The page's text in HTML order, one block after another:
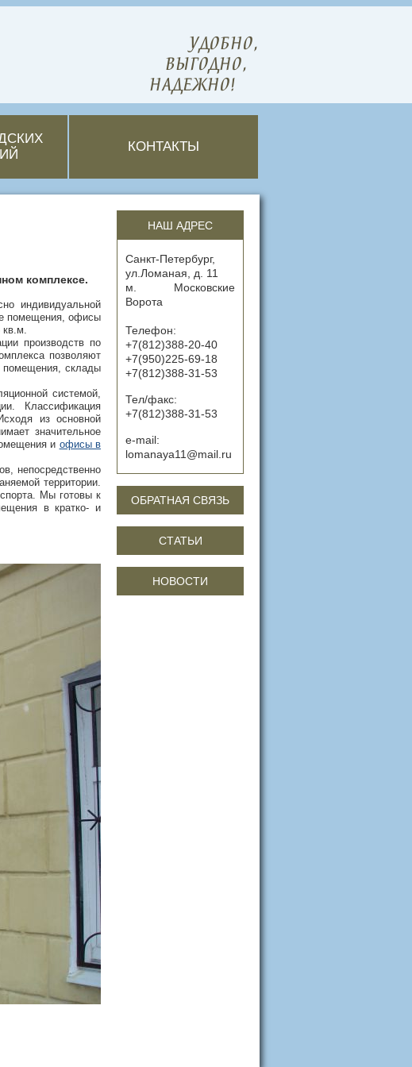
УДОБНО,
ВЫГОДНО,
НАДЕЖНО!
КОНТАКТЫ
НАШ АДРЕС
Санкт-Петербург,
ул.Ломаная, д. 11
м. Московские
Ворота
Телефон:
+7(812)388-20-40
+7(950)225-69-18
+7(812)388-31-53
Тел/факс:
+7(812)388-31-53
e-mail:
lomanaya11@mail.ru
ОБРАТНАЯ СВЯЗЬ
СТАТЬИ
НОВОСТИ
комплексе.
индивидуальной
помещения, офисы
кв.м.
производств по
позволяют
помещения, склады
системой,
Классификация
из основной
значительное
и офисы в
непосредственно
территории.
Мы готовы к
в кратко- и